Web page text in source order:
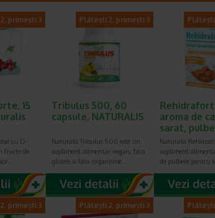
primești 3
15
cu D-
fructe de
Plătești 2, primești 3
Tribulus 500, 60
capsule, NATURALIS
Naturalis Tribulus 500 este un
supliment alimentar vegan, fara
gluten si fara organisme…
Rehidrafort
aroma de
sarat,
Naturalis
supliment
de pulbere pentru
primești 3 Plătești 2, primești 3